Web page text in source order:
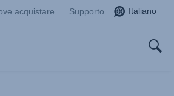
acquistare Supporto Italiano